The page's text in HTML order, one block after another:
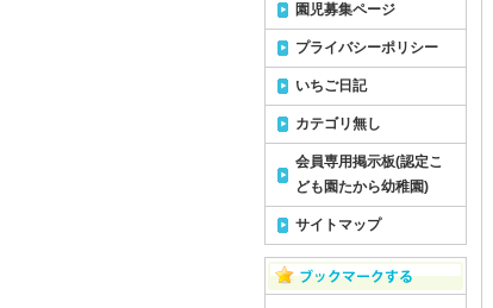
園児募集ページ
プライバシーポリシー
いちご日記
カテゴリ無し
会員専用掲示板(認定こ
ども園たから幼稚園)
サイトマップ